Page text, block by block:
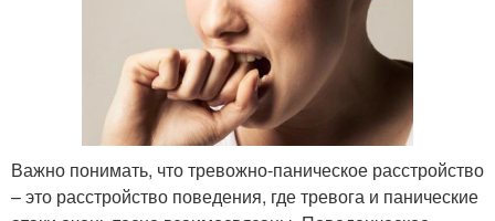
Важно понимать, что тревожно-паническое расстройство
– это расстройство поведения, где тревога и панические